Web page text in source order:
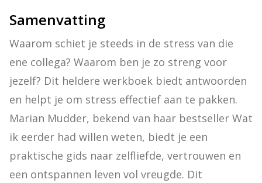
Samenvatting
Waarom schiet je steeds in de stress van die
ene collega? Waarom ben je zo streng voor
jezelf? Dit heldere werkboek biedt antwoorden
en helpt je om stress effectief aan te pakken.
Marian Mudder, bekend van haar bestseller Wat
ik eerder had willen weten, biedt je een
praktische gids naar zelfliefde, vertrouwen en
een ontspannen leven vol vreugde. Dit